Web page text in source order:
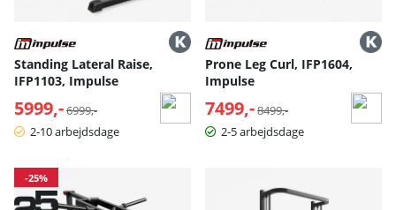
Standing Lateral Raise,
IFP1103, Impulse
5999,- Normalpris:
6999,-
2-10 arbejdsdage
Prone Leg Curl, IFP1604,
Impulse
7499,- Normalpris:
8499,-
2-5 arbejdsdage
-25%